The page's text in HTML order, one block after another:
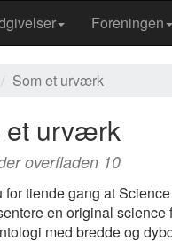
Foreningen
Som et urværk
et urværk
overfladen 10
for tiende gang at
en original science
med bredde og